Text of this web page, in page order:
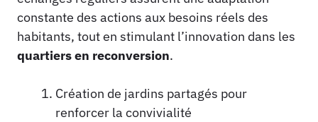
constante des actions aux besoins réels des
habitants, tout en stimulant l’innovation dans les
quartiers en reconversion.
Création de jardins partagés pour
renforcer la convivialité